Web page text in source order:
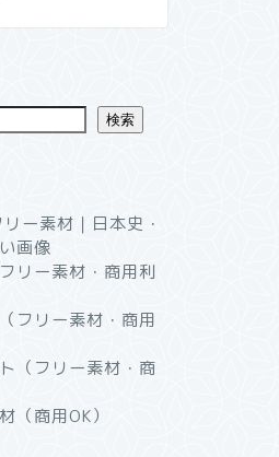
検索
ー素材｜日本史・
画像
リー素材・商用利
フリー素材・商用
（フリー素材・商
商用OK）